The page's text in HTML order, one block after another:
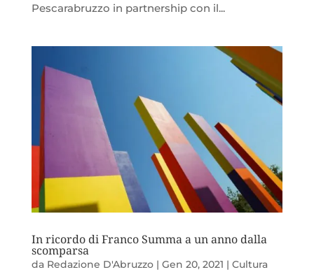
Pescarabruzzo in partnership con il...
In ricordo di Franco Summa a un anno dalla
scomparsa
da Redazione D'Abruzzo| Gen 20, 2021 | Cultura